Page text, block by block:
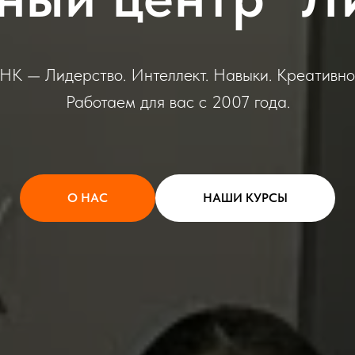
— Лидерство. Интеллект. Навыки.
Работаем для вас с 2007 года.
О НАС НАШИ КУРСЫ